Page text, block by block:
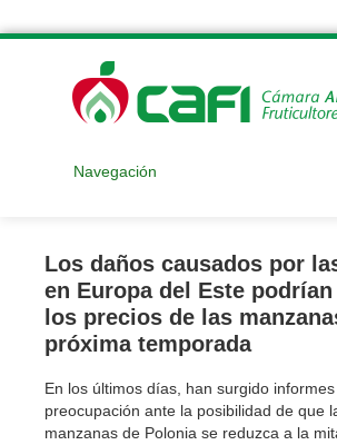
Navegación
Los daños causados ​​por
en Europa del Este
los precios de las
próxima temporada
En los últimos días, han surgido
preocupación ante la posibilidad de que
manzanas de Polonia se reduzca a la